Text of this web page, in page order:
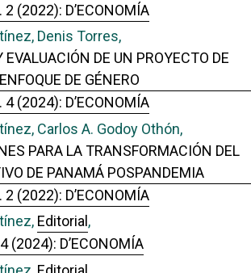
(2022): D’ECONOMÍA
Denis Torres,
EVALUACIÓN DE UN PROYECTO DE
DE GÉNERO
(2024): D’ECONOMÍA
Carlos A. Godoy Othón,
PARA LA TRANSFORMACIÓN DEL
DE PANAMÁ POSPANDEMIA
(2022): D’ECONOMÍA
Editorial ,
(2024): D’ECONOMÍA